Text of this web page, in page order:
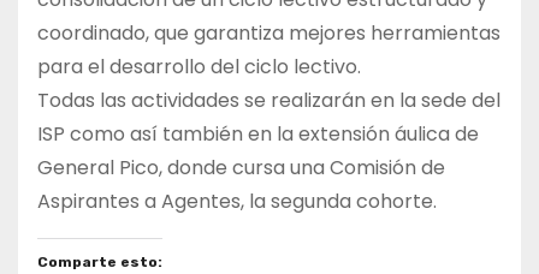
coordinado, que garantiza mejores herramientas
para el desarrollo del ciclo lectivo.
Todas las actividades se realizarán en la sede del
ISP como así también en la extensión áulica de
General Pico, donde cursa una Comisión de
Aspirantes a Agentes, la segunda cohorte.
Comparte esto: